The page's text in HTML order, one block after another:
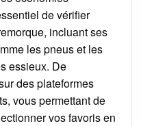
de vérifier
incluant ses
les pneus et les
essieux. De
des plateformes
vous permettant de
vos favoris en